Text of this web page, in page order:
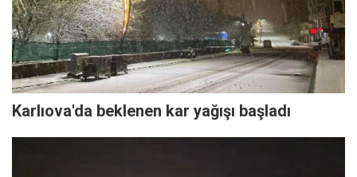
Karlıova'da beklenen kar yağışı başladı